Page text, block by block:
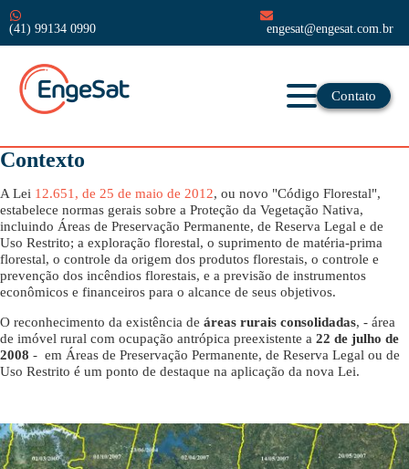
(41) 99134 0990 engesat@engesat.com.br
Contato
Contexto
A Lei 12.651, de 25 de maio de 2012, ou novo "Código Florestal",
estabelece normas gerais sobre a Proteção da Vegetação Nativa,
incluindo Áreas de Preservação Permanente, de Reserva Legal e de
Uso Restrito; a exploração florestal, o suprimento de matéria-prima
florestal, o controle da origem dos produtos florestais, o controle e
prevenção dos incêndios florestais, e a previsão de instrumentos
econômicos e financeiros para o alcance de seus objetivos.
O reconhecimento da existência de áreas rurais consolidadas, - área
de imóvel rural com ocupação antrópica preexistente a 22 de julho de
2008 - em Áreas de Preservação Permanente, de Reserva Legal ou de
Uso Restrito é um ponto de destaque na aplicação da nova Lei.